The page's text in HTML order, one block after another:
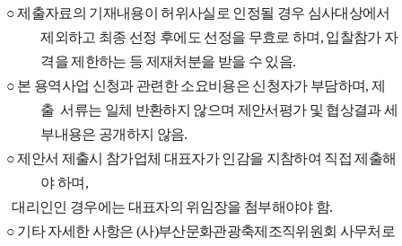
○제출자료의 기재내용이 허위사실로 인정될 경우 심사대상에서
제외하고 최종 선정 후에도 선정을 무효로 하며 , 입찰참가 자
격을 제한하는 등 제재처분을 받을 수 있음.
○ 본 용역사업 신청과 관련한 소요비용은 신청자가 부담하며,제
출 서류는 일체 반환하지 않으며 제안서평가 및 협상결과 세
부내용은 공개하지 않음.
○제안서 제출시 참가업체 대표자가 인감을 지참하여 직접 제출해
야 하며 ,
대리인인 경우에는 대표자의 위임장을 첨부해야야 함.
○ 기타 자세한 사항은(사)부산문화관광축제조직위원회 사무처로